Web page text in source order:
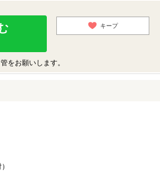
キープ
をお願いします。